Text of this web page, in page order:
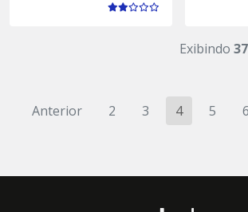
Exibindo
Anterior 2 3 4 5 6